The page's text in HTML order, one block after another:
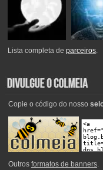
Lista completa deparceiros.
Copie o código do nosso
Outros formatos de banners.